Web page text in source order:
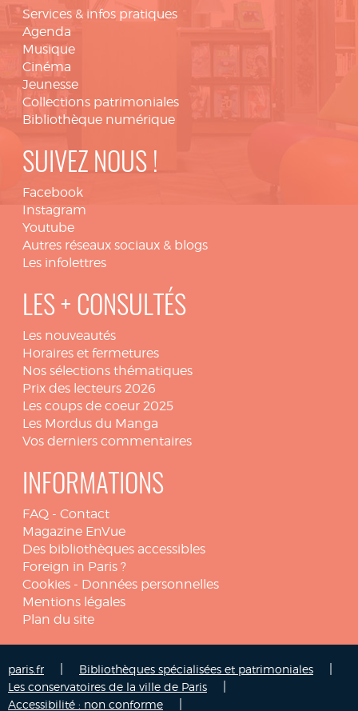
Services & infos pratiques
Agenda
Musique
Cinéma
Jeunesse
Collections patrimoniales
Bibliothèque numérique
SUIVEZ NOUS !
Facebook
Instagram
Youtube
Autres réseaux sociaux & blogs
Les infolettres
LES + CONSULTÉS
Les nouveautés
Horaires et fermetures
Nos sélections thématiques
Prix des lecteurs 2026
Les coups de coeur 2025
Les Mordus du Manga
Vos derniers commentaires
INFORMATIONS
FAQ - Contact
Magazine EnVue
Des bibliothèques accessibles
Foreign in Paris ?
Cookies - Données personnelles
Mentions légales
Plan du site
paris.fr Bibliothèques spécialisées et patrimoniales
Les conservatoires de la ville de Paris
Accessibilité : non conforme